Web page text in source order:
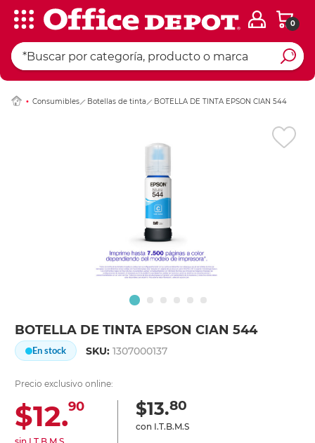
0
Consumibles Botellas de tinta BOTELLA DE TINTA EPSON CIAN 544
BOTELLA DE TINTA EPSON CIAN 544
En stock SKU:1307000137
Precio exclusivo online:
$12.90 $13.80
con I.T.B.M.S
Ingresar Codigo